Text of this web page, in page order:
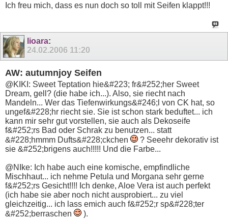
Ich freu mich, dass es nun doch so toll mit Seifen klappt!!!
lioara:
24.02.2006 11:20
AW: autumnjoy Seifen
@KIKI: Sweet Teptation hie&#223; fr&#252;her Sweet
Dream, gell? (die habe ich...). Also, sie riecht nach
Mandeln... Wer das Tiefenwirkungs&#246;l von CK hat, so
ungef&#228;hr riecht sie. Sie ist schon stark beduftet... ich
kann mir sehr gut vorstellen, sie auch als Dekoseife
f&#252;rs Bad oder Schrak zu benutzen... statt
&#228;hmmm Dufts&#228;ckchen
? Seeehr dekorativ ist
sie &#252;brigens auch!!!!! Und die Farbe...
@NIke: Ich habe auch eine komische, empfindliche
Mischhaut... ich nehme Petula und Morgana sehr gerne
f&#252;rs Gesicht!!!! Ich denke, Aloe Vera ist auch perfekt
(ich habe sie aber noch nicht ausprobiert... zu viel
gleichzeitig... ich lass emich auch f&#252;r sp&#228;ter
&#252;berraschen
).